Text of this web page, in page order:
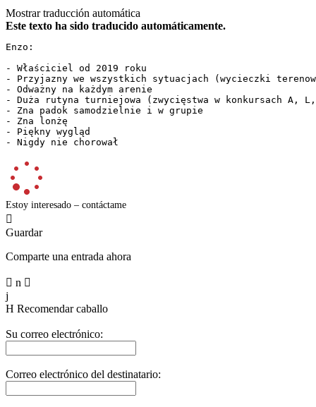
Mostrar traducción automática
Este texto ha sido traducido automáticamente.
Enzo:
- Właściciel od 2019 roku
- Przyjazny we wszystkich sytuacjach (wycieczki
- Odważny na każdym arenie
- Duża rutyna turniejowa (zwycięstwa w konkursach A,
- Zna padok samodzielnie i w grupie
- Zna lonżę
- Piękny wygląd
- Nigdy nie chorował
Estoy interesado – contáctame

Guardar
Comparte una entrada ahora
 n 
j
H Recomendar caballo
Su correo electrónico:
Correo electrónico del destinatario: